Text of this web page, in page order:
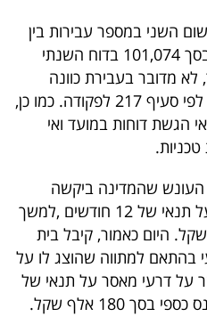
השני במספר עבירות בין
היתר ,בכך שלא כלל הכנסה בסך 101,074 בדוח השנתי
סביר, לא מדובר בעבירת כוונה
מדובר בעבירה מסוג רשלנות לפי סעיף 217 לפקודה. כמו כן,
הגשת דוחות במועד ואי
שהמדינה ביקשה
להטיל על דרעי הינו: מאסר על תנאי של 12 חודשים ,למשך
כספי 180 אלף שקל. היום כאמור, קיבל בית
בהתאם למתווה שהוצג לו על
על דרעי מאסר על תנאי של